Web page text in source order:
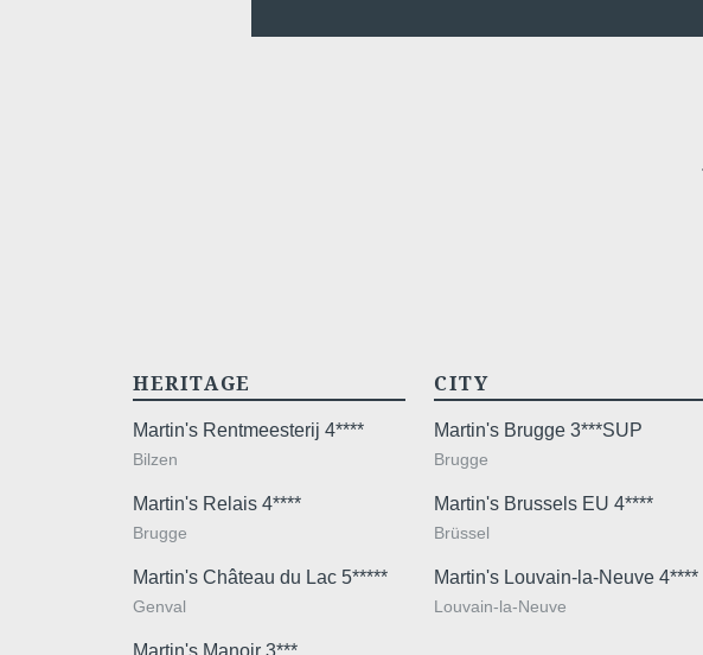
HERITAGE
Martin's Rentmeesterij 4****
Bilzen
Martin's Relais 4****
Brugge
Martin's Château du Lac 5*****
Genval
Martin's Manoir 3***
CITY
Martin's Brugge 3***SUP
Brugge
Martin's Brussels EU 4****
Brüssel
Martin's Louvain-la-Neuve 4****
Louvain-la-Neuve